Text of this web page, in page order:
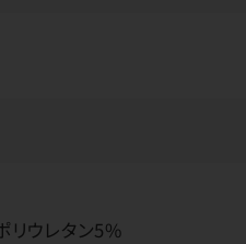
リウレタン5%